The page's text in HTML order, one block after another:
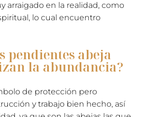
arraigado en la realidad, como
lo cual encuentro
pendientes abeja
la abundancia?
de protección pero
y trabajo bien hecho, así